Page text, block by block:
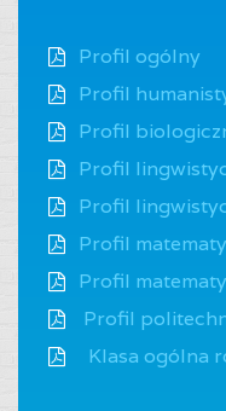
Profil ogólny
Profil
Profil
Profil
Profil
Profil
Profil
Profil
Klasa ogólna